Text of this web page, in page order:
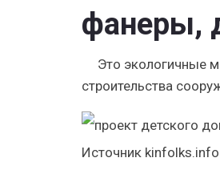
фанеры,
Это экологичные
строительства
Источник kinfolks.info